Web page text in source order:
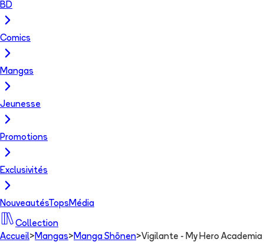
BD
Comics
Mangas
Jeunesse
Promotions
Exclusivités
NouveautésTops Média
Collection
Accueil> Mangas> Manga Shōnen>Vigilante - My Hero Academia